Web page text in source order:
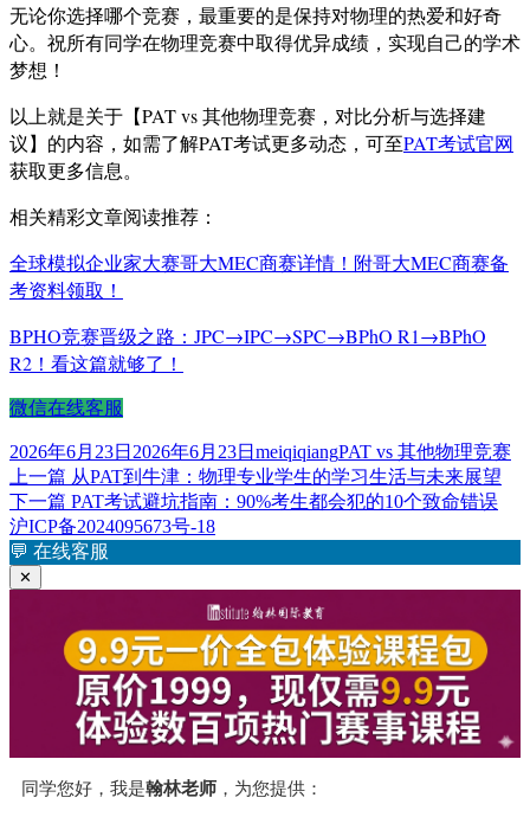
无论你选择哪个竞赛，最重要的是保持对物理的热爱和好奇
心。祝所有同学在物理竞赛中取得优异成绩，实现自己的学术
梦想！
以上就是关于【PAT vs 其他物理竞赛，对比分析与选择建
议】的内容，如需了解PAT考试更多动态，可至PAT考试官网
获取更多信息。
相关精彩文章阅读推荐：
全球模拟企业家大赛哥大MEC商赛详情！附哥大MEC商赛备
考资料领取！
BPHO竞赛晋级之路：JPC→IPC→SPC→BPhO R1→BPhO
R2！看这篇就够了！
微信在线客服
发
布
于
2026年6月23日 2026年6月23日 作
者
meiqiqiang标
签
PAT vs 其他物理竞赛
文
章
导
航
上一篇 上
篇
文
章：
从PAT到牛津：物理专业学生的学习生活与未来展望
下一篇 下
篇
文
PAT考试避坑指南：90%考生都会犯的10个致命错误
沪ICP备2024095673号-18
💬 在线客服
✕
同学您好，我是翰林老师 ，为您提供：